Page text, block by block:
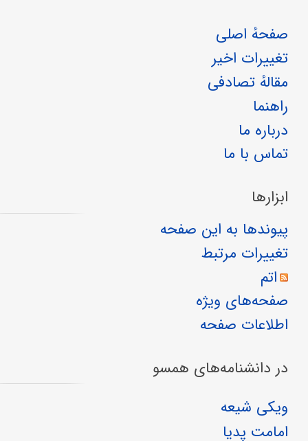
صفحهٔ اصلی
تغییرات اخیر
مقالهٔ تصادفی
راهنما
درباره ما
تماس با ما
ابزارها
پیوندها به این صفحه
تغییرات مرتبط
اتم
صفحه‌های ویژه
اطلاعات صفحه
در دانشنامه‌های همسو
ویکی شیعه
امامت پدیا